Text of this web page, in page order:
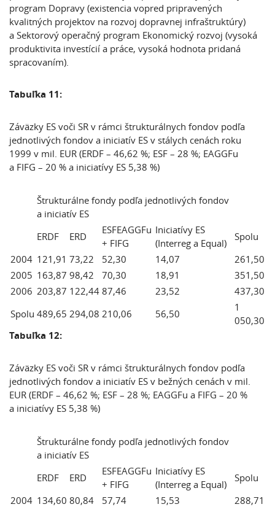
program Dopravy (existencia vopred pripravených
kvalitných projektov na rozvoj dopravnej infraštruktúry)
a Sektorový operačný program Ekonomický rozvoj (vysoká
produktivita investícií a práce, vysoká hodnota pridaná
spracovaním).
Tabuľka 11:
Záväzky ES voči SR v rámci štrukturálnych fondov podľa
jednotlivých fondov a iniciatív ES v stálych cenách roku
1999 v mil. EUR (ERDF – 46,62 %; ESF – 28 %; EAGGFu
a FIFG – 20 % a iniciatívy ES 5,38 %)
Štrukturálne fondy podľa jednotlivých fondov
a iniciatív ES
ERDF
ERD
ESFEAGGFu
+ FIFG
Iniciatívy ES
(Interreg a Equal)
Spolu
2004 121,91 73,22 52,30 14,07
261,50
2005 163,87 98,42 70,30 18,91
351,50
2006 203,87 122,44 87,46 23,52
437,30
Spolu 489,65 294,08 210,06 56,50
1
050,30
Tabuľka 12:
Záväzky ES voči SR v rámci štrukturálnych fondov podľa
jednotlivých fondov a iniciatív ES v bežných cenách v mil.
EUR (ERDF – 46,62 %; ESF – 28 %; EAGGFu a FIFG – 20 %
a iniciatívy ES 5,38 %)
Štrukturálne fondy podľa jednotlivých fondov
a iniciatív ES
ERDF
ERD
ESFEAGGFu
+ FIFG
Iniciatívy ES
(Interreg a Equal)
Spolu
2004 134,60 80,84 57,74 15,53
288,71